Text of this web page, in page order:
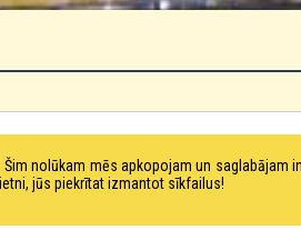
nolūkam mēs apkopojam un
jūs piekrītat izmantot sīkfailus!